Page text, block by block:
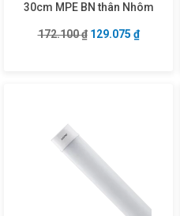
30cm MPE BN thân Nhôm
172.100₫ Giá gốc là:
129.075 ₫Giá